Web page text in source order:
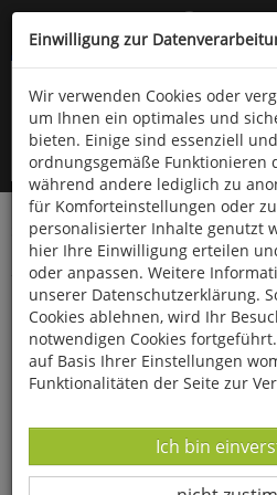
Kompletten Head der Seite
oder (06766)
Startseite Bücher Downloads
Der Falke
Fotogalerie
Einwilligung zur
Wir verwenden Cookies oder
um Ihnen ein optimales und
bieten. Einige sind essenziell
ordnungsgemäße Funktionieren
während andere lediglich zu
für Komforteinstellungen oder
personalisierter Inhalte genutzt
hier Ihre Einwilligung erteilen
oder anpassen. Weitere
unserer Datenschutzerklärung.
Cookies ablehnen, wird Ihr
notwendigen Cookies
auf Basis Ihrer Einstellungen
Funktionalitäten der Seite zur
Ich bin